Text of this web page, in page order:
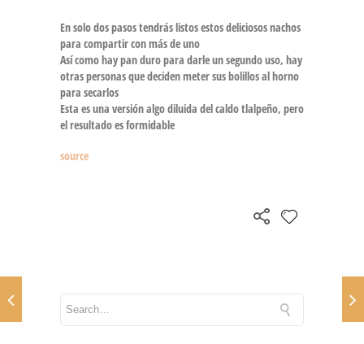
En solo dos pasos tendrás listos estos deliciosos nachos
para compartir con más de uno
Así como hay pan duro para darle un segundo uso, hay
otras personas que deciden meter sus bolillos al horno
para secarlos
Esta es una versión algo diluida del caldo tlalpeño, pero
el resultado es formidable
source